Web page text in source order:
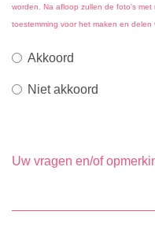
worden. Na afloop zullen de foto's
toestemming voor het maken en delen
Akkoord
Niet akkoord
Uw vragen en/of